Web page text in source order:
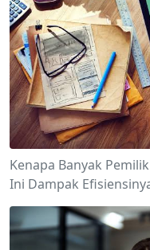
Kenapa Banyak
Ini Dampak